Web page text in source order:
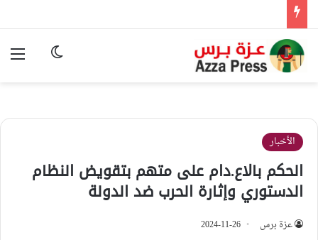
الوضع
الأخبار
الحكم بالاع.دام على متهم بتقويض النظام
الدستوري وإثارة الحرب ضد الدولة
عزة برس 2024-11-26